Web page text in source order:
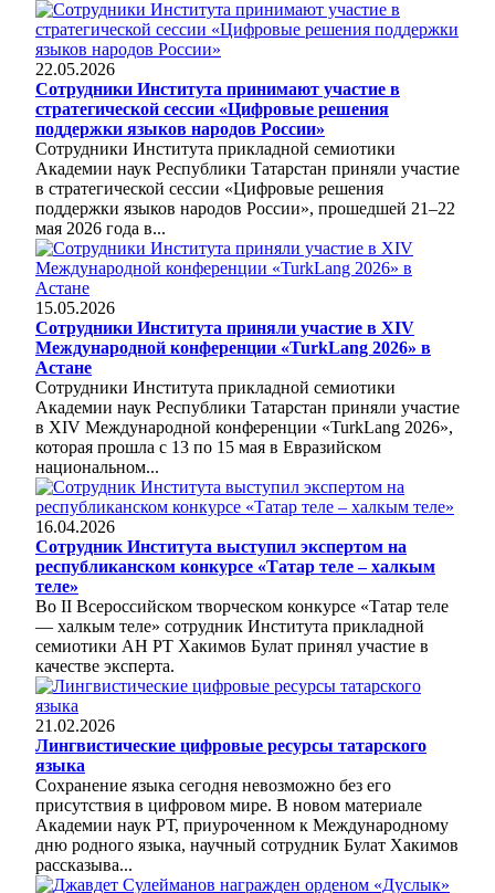
22.05.2026
Сотрудники Института принимают участие в
стратегической сессии «Цифровые решения
поддержки языков народов России»
Сотрудники Института прикладной семиотики
Академии наук Республики Татарстан приняли участие
в стратегической сессии «Цифровые решения
поддержки языков народов России», прошедшей 21–22
мая 2026 года в...
15.05.2026
Сотрудники Института приняли участие в XIV
Международной конференции «TurkLang 2026» в
Астане
Сотрудники Института прикладной семиотики
Академии наук Республики Татарстан приняли участие
в XIV Международной конференции «TurkLang 2026»,
которая прошла с 13 по 15 мая в Евразийском
национальном...
16.04.2026
Сотрудник Института выступил экспертом на
республиканском конкурсе «Татар теле – халкым
теле»
Во II Всероссийском творческом конкурсе «Татар теле
— халкым теле» сотрудник Института прикладной
семиотики АН РТ Хакимов Булат принял участие в
качестве эксперта.
21.02.2026
Лингвистические цифровые ресурсы татарского
языка
Сохранение языка сегодня невозможно без его
присутствия в цифровом мире. В новом материале
Академии наук РТ, приуроченном к Международному
дню родного языка, научный сотрудник Булат Хакимов
рассказыва...